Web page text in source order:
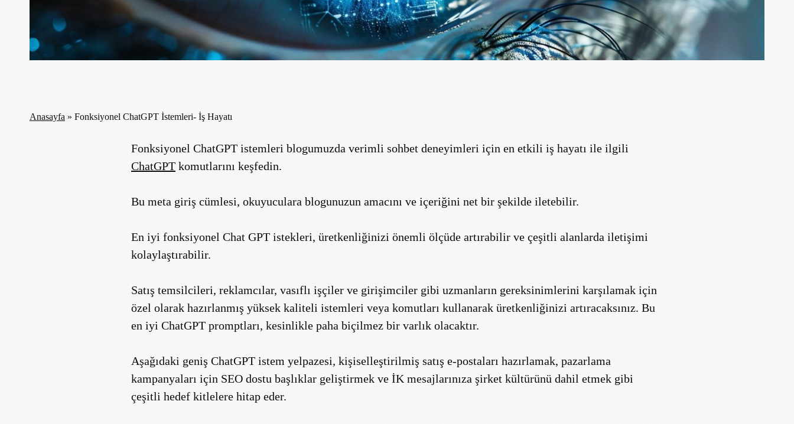
Anasayfa » Fonksiyonel ChatGPT İstemleri- İş Hayatı
Fonksiyonel ChatGPT istemleri blogumuzda verimli sohbet deneyimleri için en etkili iş hayatı ile ilgili
ChatGPT komutlarını keşfedin.
Bu meta giriş cümlesi, okuyuculara blogunuzun amacını ve içeriğini net bir şekilde iletebilir.
En iyi fonksiyonel Chat GPT istekleri, üretkenliğinizi önemli ölçüde artırabilir ve çeşitli alanlarda iletişimi
kolaylaştırabilir.
Satış temsilcileri, reklamcılar, vasıflı işçiler ve girişimciler gibi uzmanların gereksinimlerini karşılamak için
özel olarak hazırlanmış yüksek kaliteli istemleri veya komutları kullanarak üretkenliğinizi artıracaksınız. Bu
en iyi ChatGPT promptları, kesinlikle paha biçilmez bir varlık olacaktır.
Aşağıdaki geniş ChatGPT istem yelpazesi, kişiselleştirilmiş satış e-postaları hazırlamak, pazarlama
kampanyaları için SEO dostu başlıklar geliştirmek ve İK mesajlarınıza şirket kültürünü dahil etmek gibi
çeşitli hedef kitlelere hitap eder.